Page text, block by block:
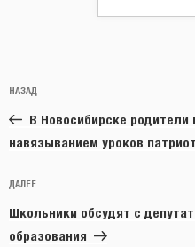
по
записям
Предыдущая
запись:
НАЗАД
В Новосибирске родители
навязыванием уроков
Следующая
запись
ДАЛЕЕ
Школьники обсудят с
образования